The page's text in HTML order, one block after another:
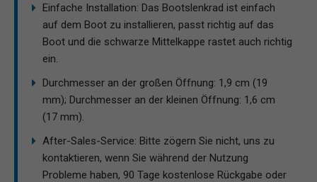
Einfache Installation: Das Bootslenkrad ist einfach
auf dem Boot zu installieren, passt richtig auf das
Boot und die schwarze Mittelkappe rastet auch richtig
ein.
Durchmesser an der großen Öffnung: 1,9 cm (19
mm); Durchmesser an der kleinen Öffnung: 1,6 cm
(17 mm).
After-Sales-Service: Bitte zögern Sie nicht, uns zu
kontaktieren, wenn Sie während der Nutzung
Probleme haben, 90 Tage kostenlose Rückgabe oder